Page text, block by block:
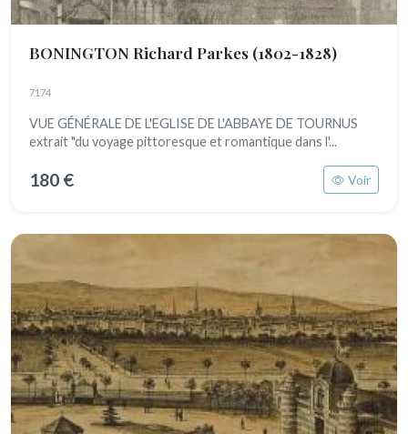
BONINGTON Richard Parkes (1802-1828)
7174
VUE GÉNÉRALE DE L'EGLISE DE L'ABBAYE DE TOURNUS
extrait "du voyage pittoresque et romantique dans l'...
180 € Voir